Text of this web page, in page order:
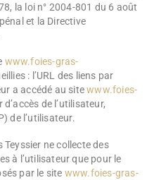
la loi n° 2004-801 du 6 août
et la Directive
www.foies-gras-
: l’URL des liens par
a accédé au sitewww.foies-
de l’utilisateur,
de l’utilisateur.
Teyssier ne collecte des
à l’utilisateur que pour le
par le site www.foies-gras-